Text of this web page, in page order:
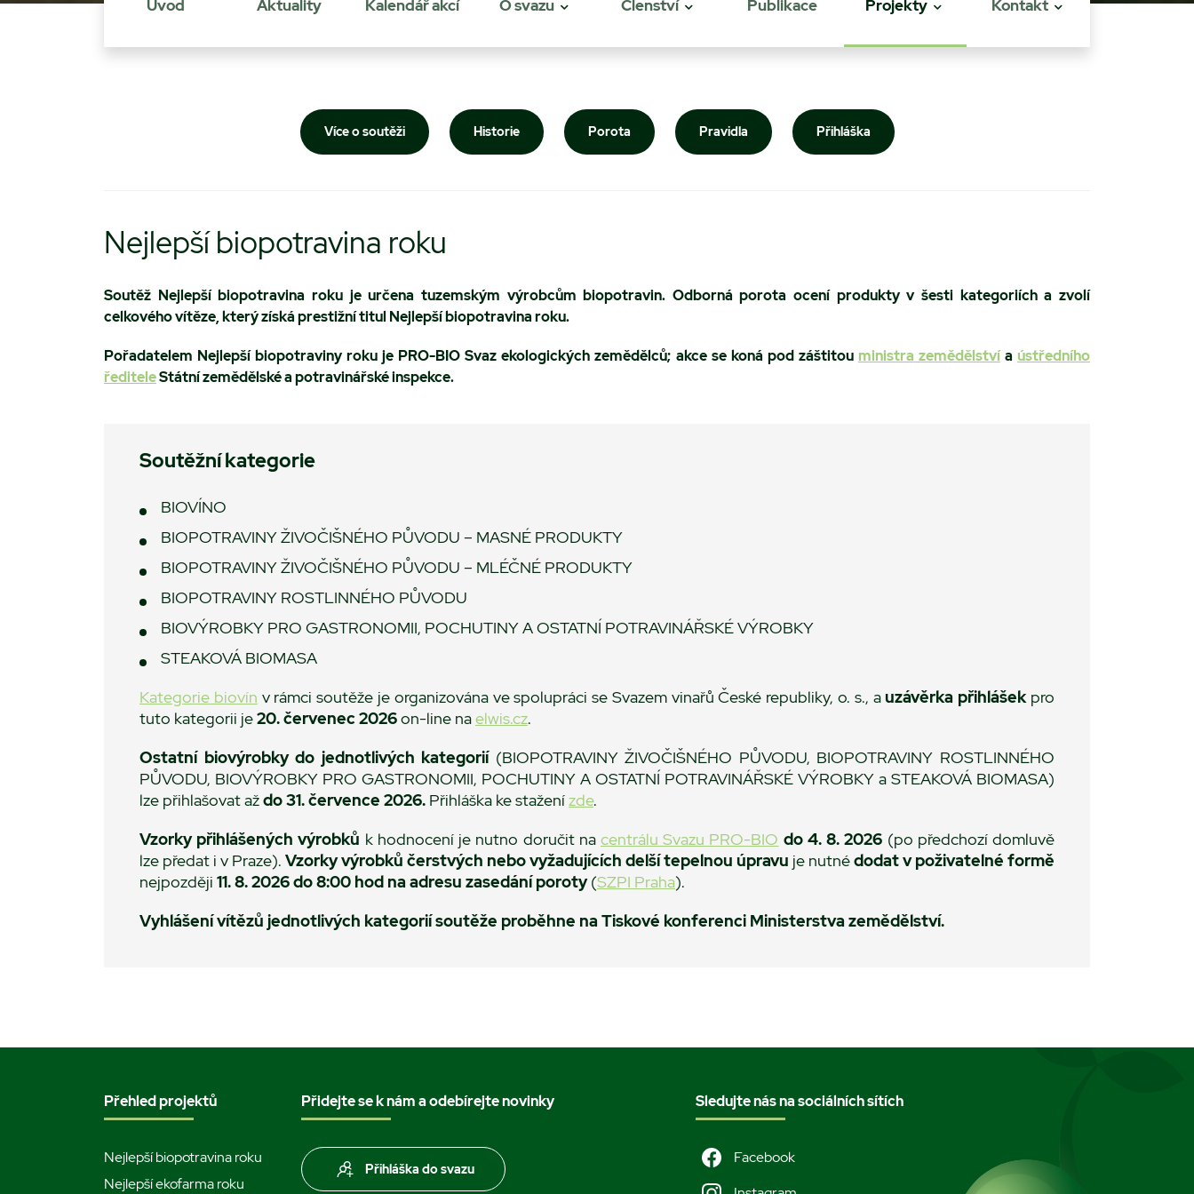
Úvod Aktuality Kalendář akcí O svazu Členství Publikace Projekty Kontakt
Více o soutěži Historie Porota Pravidla Přihláška
Nejlepší biopotravina roku
Soutěž Nejlepší biopotravina roku je určena tuzemským výrobcům biopotravin. Odborná porota ocení produkty v šesti kategoriích a zvolí
celkového vítěze, který získá prestižní titul Nejlepší biopotravina roku.
Pořadatelem Nejlepší biopotraviny roku je PRO-BIO Svaz ekologických zemědělců; akce se koná pod záštitou ministra zemědělstvíaústředního
řediteleStátní zemědělské a potravinářské inspekce.
Soutěžní kategorie
BIOVÍNO
BIOPOTRAVINY ŽIVOČIŠNÉHO PŮVODU – MASNÉ PRODUKTY
BIOPOTRAVINY ŽIVOČIŠNÉHO PŮVODU – MLÉČNÉ PRODUKTY
BIOPOTRAVINY ROSTLINNÉHO PŮVODU
BIOVÝROBKY PRO GASTRONOMII, POCHUTINY A OSTATNÍ POTRAVINÁŘSKÉ VÝROBKY
STEAKOVÁ BIOMASA
Kategorie biovín v rámci soutěže je organizována ve spolupráci se Svazem vinařů České republiky, o. s., a uzávěrka přihlášekpro
tuto kategorii je20. červenec 2026on-line naelwis.cz.
Ostatní biovýrobky do jednotlivých kategorií(BIOPOTRAVINY ŽIVOČIŠNÉHO PŮVODU, BIOPOTRAVINY ROSTLINNÉHO
PŮVODU, BIOVÝROBKY PRO GASTRONOMII, POCHUTINY A OSTATNÍ POTRAVINÁŘSKÉ VÝROBKY a STEAKOVÁ BIOMASA)
lze přihlašovat aždo 31. července 2026. Přihláška ke staženízde.
Vzorky přihlášených výrobků k hodnocení je nutno doručit nacentrálu Svazu PRO-BIO do 4. 8. 2026 (po předchozí domluvě
lze předat i v Praze). Vzorky výrobků čerstvých nebo vyžadujících delší tepelnou úpravu je nutnédodat v poživatelné formě
nejpozději 11. 8. 2026 do 8:00 hod na adresu zasedání poroty(SZPI Praha).
Vyhlášení vítězů jednotlivých kategorií soutěže proběhne na Tiskové konferenci Ministerstva zemědělství.
Přehled projektů
Nejlepší biopotravina roku
Nejlepší ekofarma roku
Přidejte se k nám a odebírejte novinky
Přihláška do svazu
Sledujte nás na sociálních sítích
Facebook